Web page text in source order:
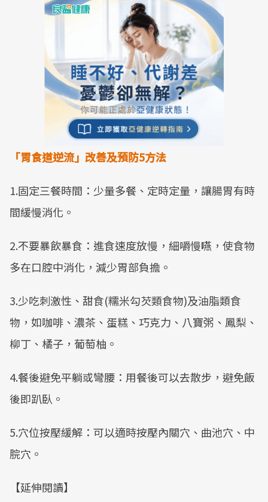
「胃食道逆流」改善及預防5方法
1.固定三餐時間：少量多餐、定時定量，讓腸胃有時
間緩慢消化。
2.不要暴飲暴食：進食速度放慢，細嚼慢嚥，使食物
多在口腔中消化，減少胃部負擔。
3.少吃刺激性、甜食(糯米勾芡類食物)及油脂類食
物，如咖啡、濃茶、蛋糕、巧克力、八寶粥、鳳梨、
柳丁、橘子，葡萄柚。
4.餐後避免平躺或彎腰：用餐後可以去散步，避免飯
後即趴臥。
5.穴位按壓緩解：可以適時按壓內關穴、曲池穴、中
脘穴。
【延伸閱讀】